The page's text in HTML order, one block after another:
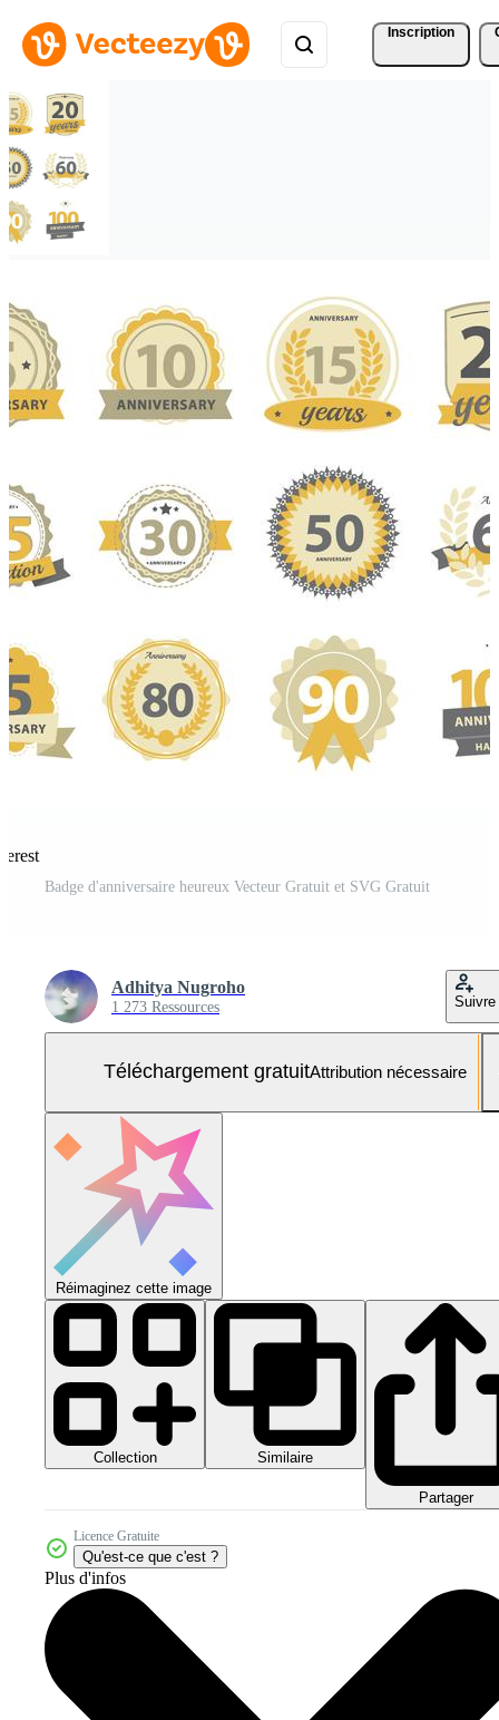
Inscription
Badge d'anniversaire heureux Vecteur Gratuit et SVG Gratuit
Adhitya Nugroho
1 273 Ressources Suivre
Téléchargement gratuitAttribution nécessaire
Réimaginez cette image
Collection Similaire
Partager
Licence Gratuite
Qu'est-ce que c'est ?
Plus d'infos